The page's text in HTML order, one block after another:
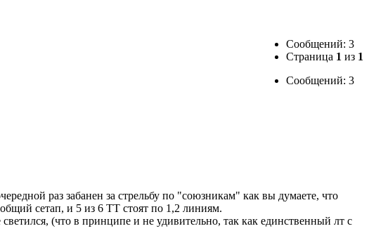
Сообщений: 3
Страница 1 из 1
Сообщений: 3
раз забанен за стрельбу по "союзникам" как вы думаете, что
сетап, и 5 из 6 ТТ стоят по 1,2 линиям.
(что в принципе и не удивительно, так как единственный лт с